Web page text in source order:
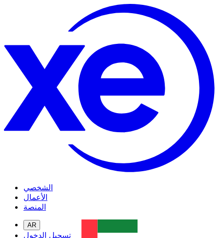
الشخصي
الأعمال
المنصة
AR
تسجيل الدخول